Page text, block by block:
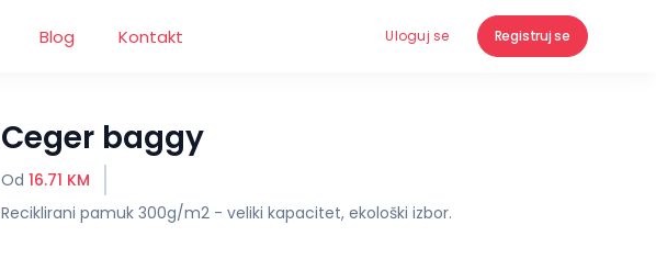
Blog Kontakt Uloguj se Registruj se
Ceger baggy
Od 16.71 KM
Reciklirani pamuk 300g/m2 - veliki kapacitet, ekološki izbor.